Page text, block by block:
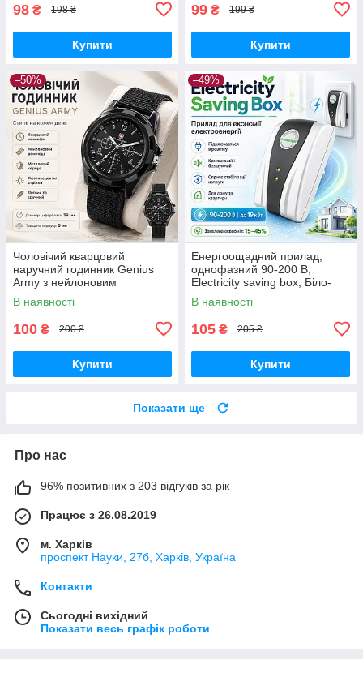
98 ₴ 198 ₴
Купити
99 ₴ 199 ₴
Купити
–50%
Чоловічий кварцовий
наручний годинник Genius
Army з нейлоновим
ремінцем, металевим
корпусом і люмінесцентними
В наявності
100 ₴ 200 ₴
Купити
–49%
Енергоощадний прилад,
однофазний 90-200 В,
Electricity saving box, Біло-
сірий/прилад для економії
електроенергії
В наявності
105 ₴ 205 ₴
Купити
Показати ще
Про нас
96% позитивних з 203 відгуків за рік
Працює з 26.08.2019
м. Харків
проспект Науки, 27б, Харків, Україна
Контакти
Сьогодні вихідний
Показати весь графік роботи